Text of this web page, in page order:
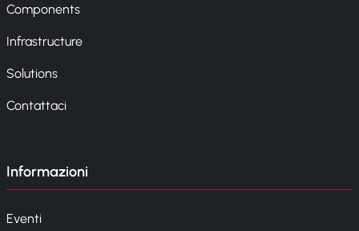
Components
Infrastructure
Solutions
Contattaci
Informazioni
Eventi